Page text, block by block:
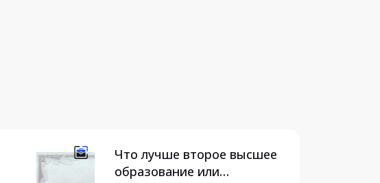
Что лучше второе высшее
образование или…